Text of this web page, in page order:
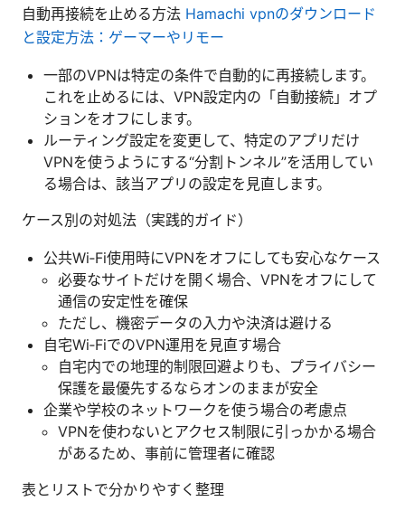
自動再接続を止める方法 Hamachi vpnのダウンロード
と設定方法：ゲーマーやリモー
一部のVPNは特定の条件で自動的に再接続します。
これを止めるには、VPN設定内の「自動接続」オプ
ションをオフにします。
ルーティング設定を変更して、特定のアプリだけ
VPNを使うようにする“分割トンネル”を活用してい
る場合は、該当アプリの設定を見直します。
ケース別の対処法（実践的ガイド）
公共Wi‑Fi使用時にVPNをオフにしても安心なケース
必要なサイトだけを開く場合、VPNをオフにして
通信の安定性を確保
ただし、機密データの入力や決済は避ける
自宅Wi‑FiでのVPN運用を見直す場合
自宅内での地理的制限回避よりも、プライバシー
保護を最優先するならオンのままが安全
企業や学校のネットワークを使う場合の考慮点
VPNを使わないとアクセス制限に引っかかる場合
があるため、事前に管理者に確認
表とリストで分かりやすく整理